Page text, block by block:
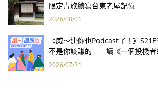
限定青旅續寫台東老屋記憶
2026/08/01
《威～連你也Podcast了！》
不是你該賺的——讀《一個投機者
2026/07/31